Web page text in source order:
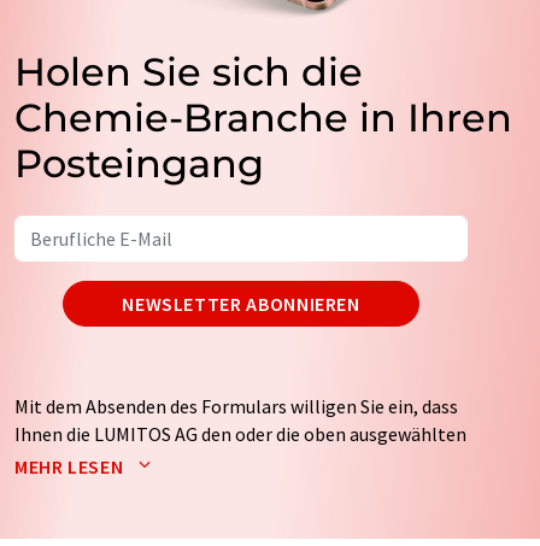
Holen Sie sich die
Chemie-Branche in Ihren
Posteingang
NEWSLETTER ABONNIEREN
Mit dem Absenden des Formulars willigen Sie ein, dass
Ihnen die LUMITOS AG den oder die oben ausgewählten
Newsletter per E-Mail zusendet. Ihre Daten werden
MEHR LESEN